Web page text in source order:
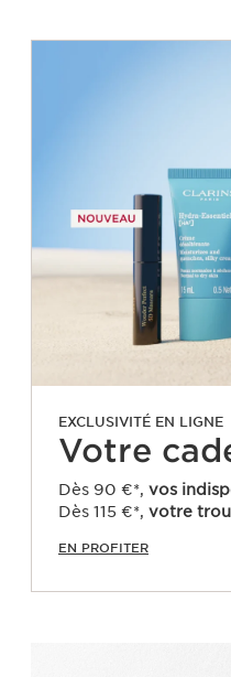
EXCLUSIVITÉ EN LIGNE
Votre
Dès 90 €*, vos
Dès 115 €*, votre
EN PROFITER